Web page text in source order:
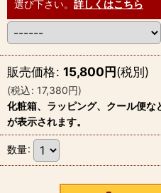
選び下さい。 詳しくはこちら
販売価格: 15,800円(税別)
(税込: 17,380円)
化粧箱、ラッピング、クール便
が表示されます。
数量: